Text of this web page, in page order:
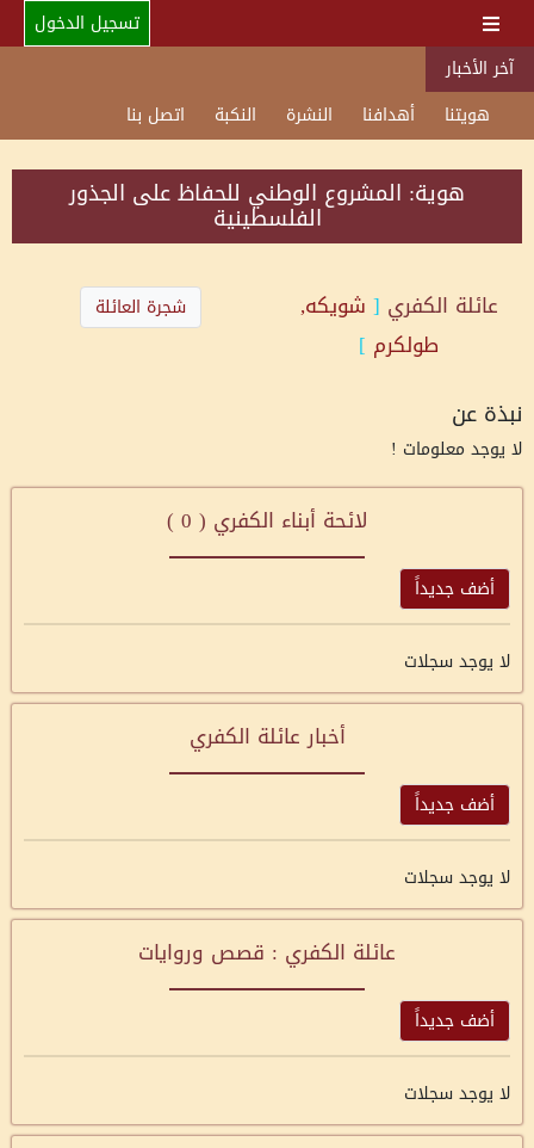
تسجيل الدخول
آخر الأخبار
هويتنا
أهدافنا النشرة النكبة اتصل بنا
هوية: المشروع الوطني للحفاظ على الجذور
الفلسطينية
عائلة الكفري [ شويكه,
طولكرم ]
شجرة العائلة
نبذة عن
لا يوجد معلومات !
لائحة أبناء الكفري ( 0
)
أضف جديداً
لا يوجد سجلات
أخبار عائلة الكفري
أضف جديداً
لا يوجد سجلات
عائلة الكفري : قصص وروايات
أضف جديداً
لا يوجد سجلات